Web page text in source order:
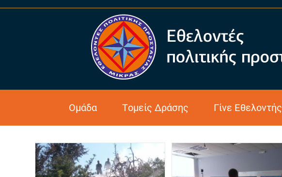
Ομάδα Τομείς Δράσης Γίνε Εθελοντής
Monthly Archives: Ιούνιος 2022